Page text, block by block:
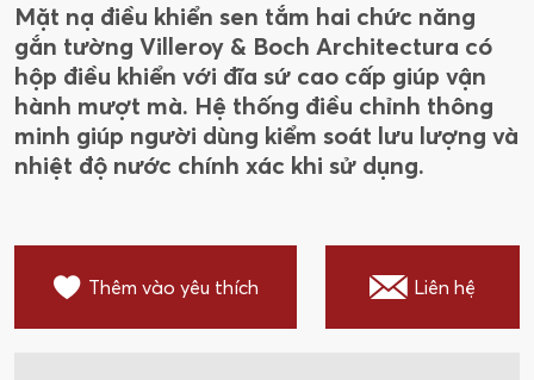
Mặt nạ điều khiển sen tắm hai chức năng
gắn tường Villeroy & Boch Architectura có
hộp điều khiển với đĩa sứ cao cấp giúp vận
hành mượt mà. Hệ thống điều chỉnh thông
minh giúp người dùng kiểm soát lưu lượng và
nhiệt độ nước chính xác khi sử dụng.
Thêm vào yêu thích Liên hệ